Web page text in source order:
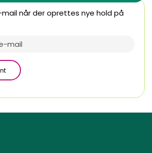
når der oprettes nye hold på